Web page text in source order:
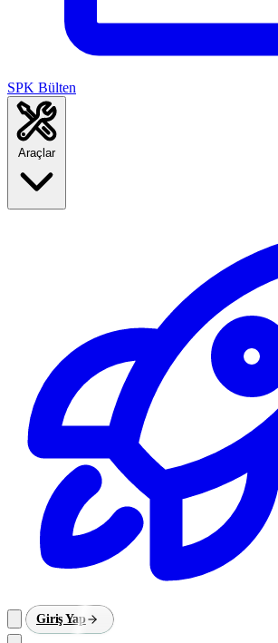
SPK Bülten
Araçlar
Giriş Yap